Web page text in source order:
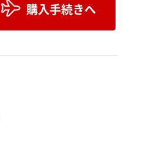
購入手続きへ